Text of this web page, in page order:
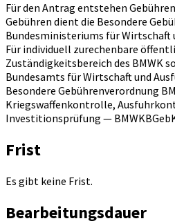
Für den Antrag entstehen
Gebühren dient die Besondere
Bundesministeriums für Wirtschaft
Für individuell zurechenbare
Zuständigkeitsbereich des BMWK
Bundesamts für Wirtschaft und
Besondere Gebührenverordnung
Kriegswaffenkontrolle,
Investitionsprüfung —
Frist
Es gibt keine Frist.
Bearbeitungsdauer